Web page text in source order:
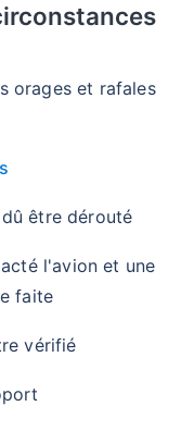
orages et rafales
être dérouté
l'avion et une
faite
vérifié